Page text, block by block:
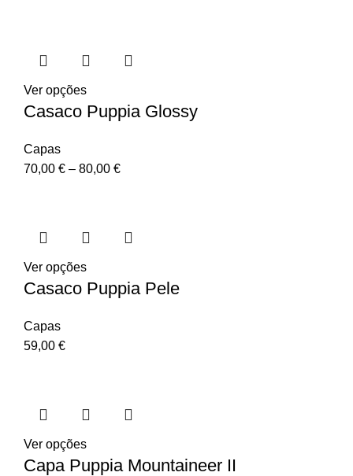
Ver opções
Casaco Puppia Glossy
Capas
70,00 € – 80,00 €
Ver opções
Casaco Puppia Pele
Capas
59,00 €
Ver opções
Capa Puppia Mountaineer II